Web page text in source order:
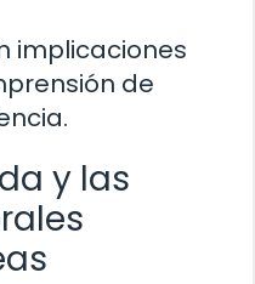
implicaciones
de
y las